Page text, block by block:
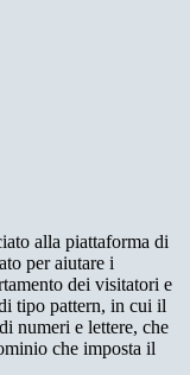
alla piattaforma di
per aiutare i
dei visitatori e
tipo pattern, in cui il
numeri e lettere, che
che imposta il